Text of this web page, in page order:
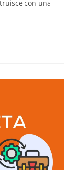
con una